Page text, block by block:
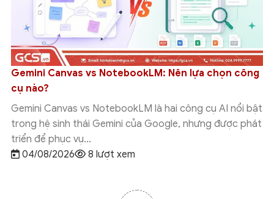
So sánh Gemini Canvas vs Deep Research: Nên
chọn công cụ nào?
Gemini Canvas vs Deep Research là hai tính năng AI nổi
bật trong hệ sinh thái Gemini của Google, nhưng được
thiết kế để phục...
03/08/2026
9 lượt xem